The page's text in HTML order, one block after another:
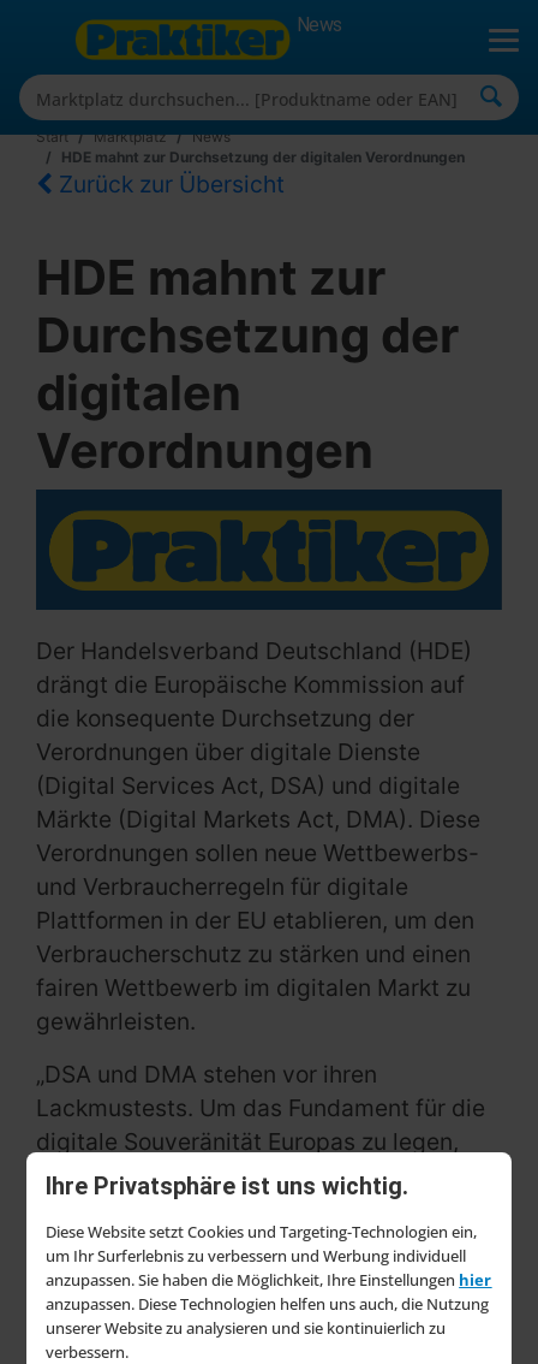
Ihre Privatsphäre ist uns wichtig.
Diese Website setzt Cookies und Targeting-Technologien ein,
um Ihr Surferlebnis zu verbessern und Werbung individuell
anzupassen. Sie haben die Möglichkeit, Ihre Einstellungen hier
anzupassen. Diese Technologien helfen uns auch, die Nutzung
unserer Website zu analysieren und sie kontinuierlich zu
verbessern.
News
Start Marktplatz
News
HDE mahnt zur Durchsetzung der digitalen Verordnungen
Zurück zur Übersicht
HDE mahnt zur
Durchsetzung der
digitalen
Verordnungen
Der Handelsverband Deutschland (HDE)
drängt die Europäische Kommission auf
die konsequente Durchsetzung der
Verordnungen über digitale Dienste
(Digital Services Act, DSA) und digitale
Märkte (Digital Markets Act, DMA). Diese
Verordnungen sollen neue Wettbewerbs-
und Verbraucherregeln für digitale
Plattformen in der EU etablieren, um den
Verbraucherschutz zu stärken und einen
fairen Wettbewerb im digitalen Markt zu
gewährleisten.
„DSA und DMA stehen vor ihren
Lackmustests. Um das Fundament für die
digitale Souveränität Europas zu legen,
müssen die beiden digitalen Verordnungen
jetzt auch konsequent durchgesetzt
werden“, erklärt Stephan Tromp,
stellvertretender HDE-
Hauptgeschäftsführer. Die Europäische
Kommission müsse die Durchsetzung von